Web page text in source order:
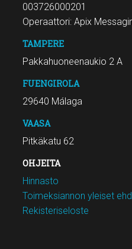
003726000201
Operaattori: Apix
TAMPERE
Pakkahuoneenaukio 2 A
FUENGIROLA
29640 Málaga
VAASA
Pitkäkatu 62
OHJEITA
Hinnasto
Toimeksiannon yleiset
Rekisteriseloste